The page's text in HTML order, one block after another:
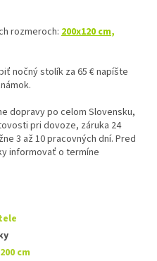
rozmeroch: 200x120 cm,
nočný stolík za 65 € napíšte
dopravy po celom Slovensku,
pri dovoze, záruka 24
3 až 10 pracovných dní. Pred
informovať o termíne
cm